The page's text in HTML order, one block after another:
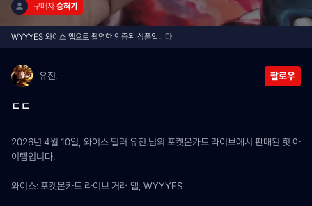
구매자 승혀기
WYYYES 와이스 앱으로 촬영한 인증된 상품입니다
유진. 팔로우
ㄷㄷ
2026년 4월 10일, 와이스 딜러 유진.님의 포켓몬카드 라이브에서 판매된 힛 아
이템입니다.
와이스: 포켓몬카드 라이브 거래 앱, WYYYES